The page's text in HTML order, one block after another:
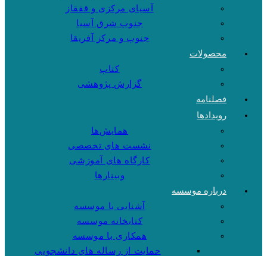
آسیای مرکزی و قفقاز
جنوب شرق آسیا
جنوب و مرکز آفریقا
محصولات
کتاب
گزارش پژوهشی
فصلنامه
رویدادها
همایش‌ها
نشست های تخصصی
کارگاه های آموزشی
وبینارها
درباره موسسه
آشنایی با موسسه
کتابخانه موسسه
همکاری با موسسه
حمایت از رساله های دانشجویی